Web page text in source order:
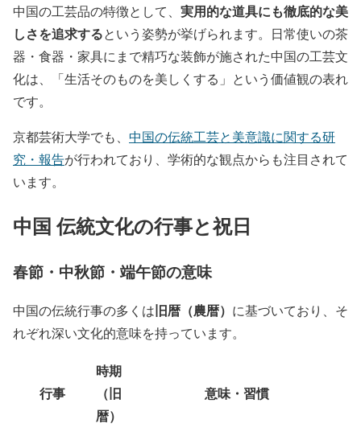
中国の工芸品の特徴として、 実用的な道具にも徹底的な美
しさを追求するという姿勢が挙げられます。日常使いの茶
器・食器・家具にまで精巧な装飾が施された中国の工芸文
化は、「生活そのものを美しくする」という価値観の表れ
です。
京都芸術大学でも、 中国の伝統工芸と美意識に関する研
究・報告が行われており、学術的な観点からも注目されて
います。
中国 伝統文化の行事と祝日
春節・中秋節・端午節の意味
中国の伝統行事の多くは旧暦（農暦） に基づいており、そ
れぞれ深い文化的意味を持っています。
行事
時期
（旧
暦）
意味・習慣